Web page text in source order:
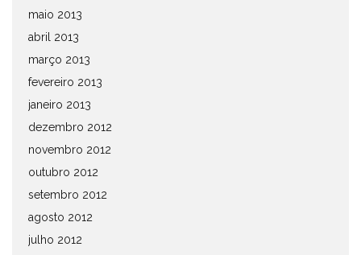
maio 2013
abril 2013
março 2013
fevereiro 2013
janeiro 2013
dezembro 2012
novembro 2012
outubro 2012
setembro 2012
agosto 2012
julho 2012